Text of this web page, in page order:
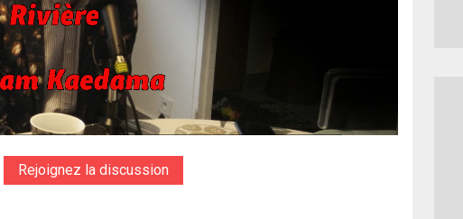
Rejoignez la discussion